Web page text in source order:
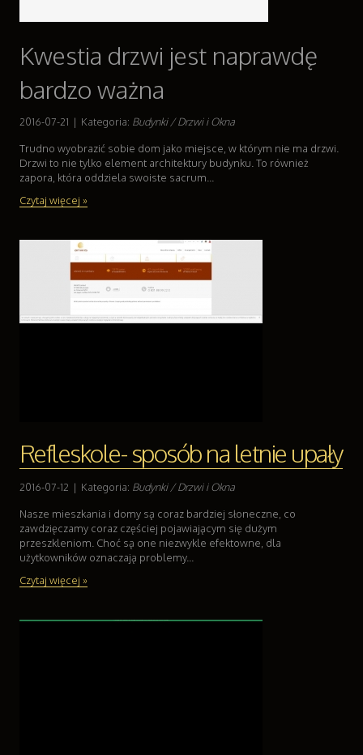
Kwestia drzwi jest naprawdę
bardzo ważna
2016-07-21 | Kategoria: Budynki / Drzwi i Okna
Trudno wyobrazić sobie dom jako miejsce, w którym nie ma drzwi.
Drzwi to nie tylko element architektury budynku. To również
zapora, która oddziela swoiste sacrum...
Czytaj więcej »
Refleskole- sposób na letnie upały
2016-07-12 | Kategoria: Budynki / Drzwi i Okna
Nasze mieszkania i domy są coraz bardziej słoneczne, co
zawdzięczamy coraz częściej pojawiającym się dużym
przeszkleniom. Choć są one niezwykle efektowne, dla
użytkowników oznaczają problemy...
Czytaj więcej »